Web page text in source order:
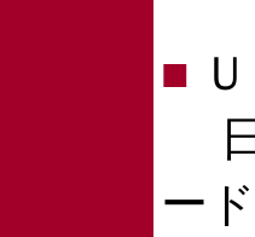
■
日
ー